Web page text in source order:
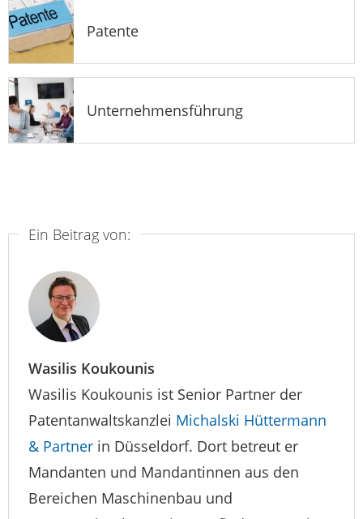
Patente
Unternehmensführung
Ein Beitrag von:
Wasilis Koukounis
Wasilis Koukounis ist Senior Partner der
Patentanwaltskanzlei Michalski Hüttermann
& Partner in Düsseldorf. Dort betreut er
Mandanten und Mandantinnen aus den
Bereichen Maschinenbau und